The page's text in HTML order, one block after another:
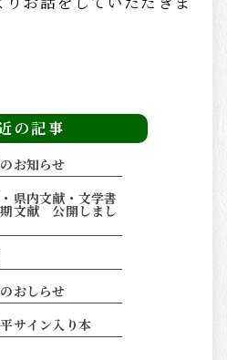
の記事
お知らせ
県内文献・文学書
文献 公開しまし
おしらせ
サイン入り本